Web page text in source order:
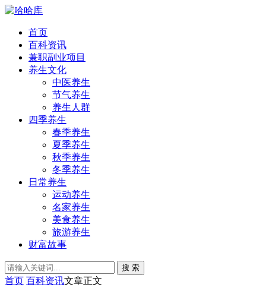
首页
百科资讯
兼职副业项目
养生文化
中医养生
节气养生
养生人群
四季养生
春季养生
夏季养生
秋季养生
冬季养生
日常养生
运动养生
名家养生
美食养生
旅游养生
财富故事
搜 索
首页 百科资讯文章正文